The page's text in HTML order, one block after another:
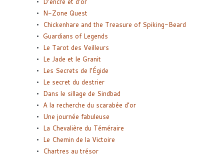
N-Zone Quest
Chickenhare and the Treasure of Spiking-Beard
Guardians of Legends
Le Tarot des Veilleurs
Le Jade et le Granit
Les Secrets de l’Égide
Le secret du destrier
Dans le sillage de Sindbad
A la recherche du scarabée d’or
Une journée fabuleuse
La Chevalière du Téméraire
Le Chemin de la Victoire
Chartres au trésor